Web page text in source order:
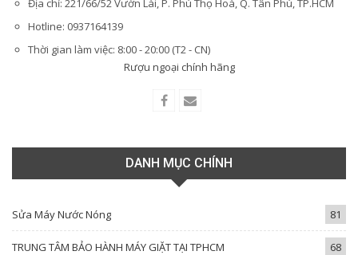
Địa chỉ: 221/66/52 Vườn Lài, P. Phú Thọ Hoà, Q. Tân Phú, TP.HCM
Hotline: 0937164139
Thời gian làm việc: 8:00 - 20:00 (T2 - CN)
Rượu ngoại chính hãng
DANH MỤC CHÍNH
Sửa Máy Nước Nóng 81
TRUNG TÂM BẢO HÀNH MÁY GIẶT TẠI TPHCM 68